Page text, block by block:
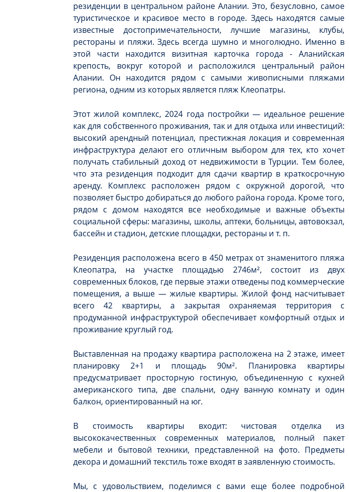
резиденции в центральном районе Алании. Это, безусловно, самое
туристическое и красивое место в городе. Здесь находятся самые
известные достопримечательности, лучшие магазины, клубы,
рестораны и пляжи. Здесь всегда шумно и многолюдно. Именно в
этой части находится визитная карточка города - Аланийская
крепость, вокруг которой и расположился центральный район
Алании. Он находится рядом с самыми живописными пляжами
региона, одним из которых является пляж Клеопатры.
Этот жилой комплекс, 2024 года постройки — идеальное решение
как для собственного проживания, так и для отдыха или инвестиций:
высокий арендный потенциал, престижная локация и современная
инфраструктура делают его отличным выбором для тех, кто хочет
получать стабильный доход от недвижимости в Турции. Тем более,
что эта резиденция подходит для сдачи квартир в краткосрочную
аренду. Комплекс расположен рядом с окружной дорогой, что
позволяет быстро добираться до любого района города. Кроме того,
рядом с домом находятся все необходимые и важные объекты
социальной сферы: магазины, школы, аптеки, больницы, автовокзал,
бассейн и стадион, детские площадки, рестораны и т. п.
Резиденция расположена всего в 450 метрах от знаменитого пляжа
Клеопатра, на участке площадью 2746м², состоит из двух
современных блоков, где первые этажи отведены под коммерческие
помещения, а выше — жилые квартиры. Жилой фонд насчитывает
всего 42 квартиры, а закрытая охраняемая территория с
продуманной инфраструктурой обеспечивает комфортный отдых и
проживание круглый год.
Выставленная на продажу квартира расположена на 2 этаже, имеет
планировку 2+1 и площадь 90м². Планировка квартиры
предусматривает просторную гостиную, объединенную с кухней
американского типа, две спальни, одну ванную комнату и один
балкон, ориентированный на юг.
В стоимость квартиры входит: чистовая отделка из
высококачественных современных материалов, полный пакет
мебели и бытовой техники, представленной на фото. Предметы
декора и домашний текстиль тоже входят в заявленную стоимость.
Мы, с удовольствием, поделимся с вами еще более подробной